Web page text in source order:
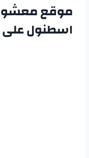
موقع
اسطنول على